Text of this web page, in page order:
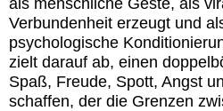
als menschliche Geste, als
Verbundenheit erzeugt und
psychologische
zielt darauf ab, einen
Spaß, Freude, Spott, Angst
schaffen, der die Grenzen